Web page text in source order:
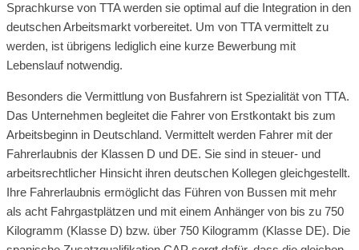
Sprachkurse von TTA werden sie optimal auf die Integration in den
deutschen Arbeitsmarkt vorbereitet. Um von TTA vermittelt zu
werden, ist übrigens lediglich eine kurze Bewerbung mit
Lebenslauf notwendig.
Besonders die Vermittlung von Busfahrern ist Spezialität von TTA.
Das Unternehmen begleitet die Fahrer von Erstkontakt bis zum
Arbeitsbeginn in Deutschland. Vermittelt werden Fahrer mit der
Fahrerlaubnis der Klassen D und DE. Sie sind in steuer- und
arbeitsrechtlicher Hinsicht ihren deutschen Kollegen gleichgestellt.
Ihre Fahrerlaubnis ermöglicht das Führen von Bussen mit mehr
als acht Fahrgastplätzen und mit einem Anhänger von bis zu 750
Kilogramm (Klasse D) bzw. über 750 Kilogramm (Klasse DE). Die